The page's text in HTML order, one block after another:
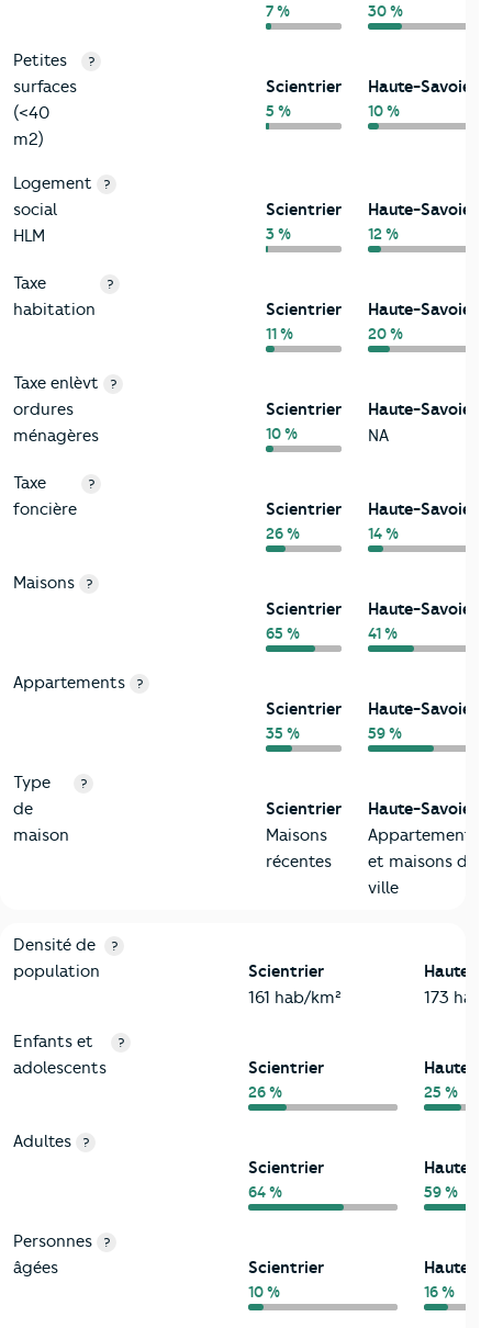
7 % 30 %
Petites
surfaces
(<40
m2)
?
Scientrier
5 %
Haute-Savoie
10 %
Logement
social
HLM
?
Scientrier
3 %
Haute-Savoie
12 %
Taxe
habitation
?
Scientrier
11 %
Haute-Savoie
20 %
Taxe enlèvt
ordures
ménagères
?
Scientrier
10 %
Haute-Savoie
NA
Taxe
foncière
?
Scientrier
26 %
Haute-Savoie
14 %
Maisons ?
Scientrier
65 %
Haute-Savoie
41 %
Appartements ?
Scientrier
35 %
Haute-Savoie
59 %
Type
de
maison
?
Scientrier
Maisons
récentes
Haute-Savoie
Appartements
et maisons de
ville
2-Habitants
Critères Scientrier
Densité de
population
?
Scientrier
161 hab/km²
Haute-
173
Enfants et
adolescents
?
Scientrier
26 %
Haute-
25 %
Adultes ?
Scientrier
64 %
Haute-
59 %
Personnes
âgées
?
Scientrier
10 %
Haute-
16 %